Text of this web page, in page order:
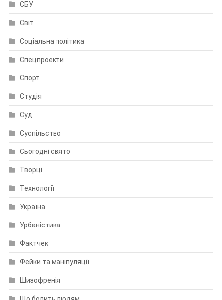
СБУ
Світ
Соціальна політика
Спецпроекти
Спорт
Студія
Суд
Суспільство
Сьогодні свято
Творці
Технології
Україна
Урбаністика
Фактчек
Фейки та маніпуляції
Шизофренія